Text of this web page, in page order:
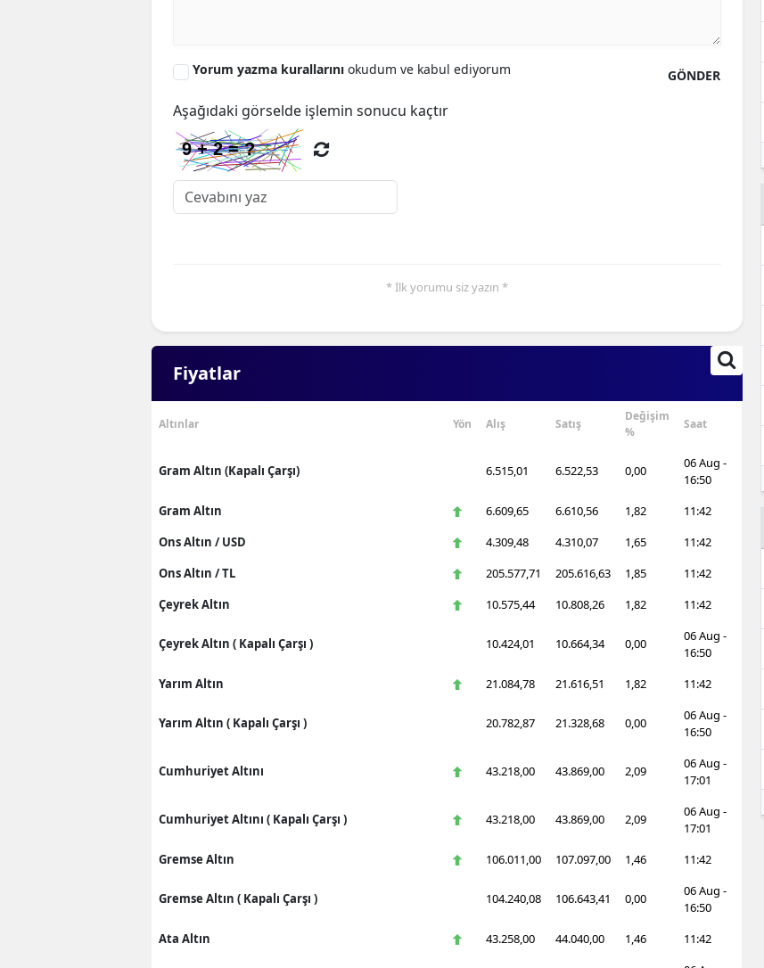
GÖNDER
Yorum yazma kurallarını okudum ve kabul ediyorum
Aşağıdaki görselde işlemin sonucu kaçtır
* İlk yorumu siz yazın *
Fiyatlar
Altınlar Yön Alış Satış
Değişim
%
Saat
Gram Altın (Kapalı Çarşı) 6.515,01 6.522,53 0,00
06 Aug -
16:50
Gram Altın
6.609,65 6.610,56 1,82
11:42
Ons Altın / USD
4.309,48 4.310,07 1,65
11:42
Ons Altın / TL
205.577,71 205.616,63 1,85
11:42
Çeyrek Altın
10.575,44 10.808,26 1,82 11:42
Çeyrek Altın ( Kapalı Çarşı ) 10.424,01 10.664,34 0,00
06 Aug -
16:50
Yarım Altın
21.084,78 21.616,51 1,82 11:42
Yarım Altın ( Kapalı Çarşı ) 20.782,87 21.328,68 0,00
06 Aug -
16:50
Cumhuriyet Altını 43.218,00 43.869,00 2,09
06 Aug -
17:01
Cumhuriyet Altını ( Kapalı Çarşı ) 43.218,00 43.869,00 2,09
06 Aug -
17:01
Gremse Altın
106.011,00 107.097,00 1,46 11:42
Gremse Altın ( Kapalı Çarşı ) 104.240,08 106.643,41 0,00
06 Aug -
16:50
Ata Altın
43.258,00 44.040,00 1,46 11:42